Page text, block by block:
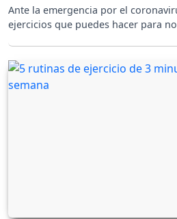
Ante la emergencia por el
ejercicios que puedes hacer para